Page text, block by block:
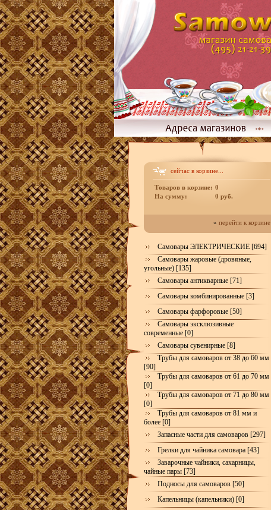
сейчас в корзине...
Товаров в корзине: 0
На сумму:
0 руб.
» перейти к корзине
Самовары ЭЛЕКТРИЧЕСКИЕ [694]
Самовары жаровые (дровяные,
угольные) [135]
Самовары антикварные [71]
Самовары комбинированные [3]
Самовары фарфоровые [50]
Самовары эксклюзивные
современные [0]
Самовары сувенирные [8]
Трубы для самоваров от 38 до 60 мм
[90]
Трубы для самоваров от 61 до 70 мм
[0]
Трубы для самоваров от 71 до 80 мм
[0]
Трубы для самоваров от 81 мм и
более [0]
Запасные части для самоваров [297]
Грелки для чайника самовара [43]
Заварочные чайники, сахарницы,
чайные пары [73]
Подносы для самоваров [50]
Капельницы (капельники) [0]